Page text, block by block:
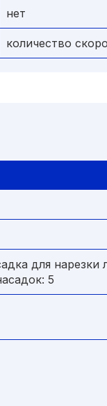
нет
количество
для
5